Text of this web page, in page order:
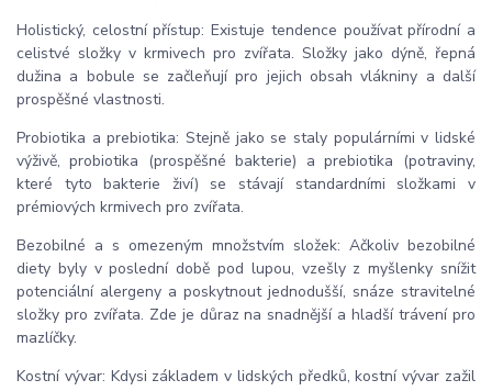
Holistický, celostní přístup: Existuje tendence používat přírodní a
celistvé složky v krmivech pro zvířata. Složky jako dýně, řepná
dužina a bobule se začleňují pro jejich obsah vlákniny a další
prospěšné vlastnosti.
Probiotika a prebiotika: Stejně jako se staly populárními v lidské
výživě, probiotika (prospěšné bakterie) a prebiotika (potraviny,
které tyto bakterie živí) se stávají standardními složkami v
prémiových krmivech pro zvířata.
Bezobilné a s omezeným množstvím složek: Ačkoliv bezobilné
diety byly v poslední době pod lupou, vzešly z myšlenky snížit
potenciální alergeny a poskytnout jednodušší, snáze stravitelné
složky pro zvířata. Zde je důraz na snadnější a hladší trávení pro
mazlíčky.
Kostní vývar: Kdysi základem v lidských předků, kostní vývar zažil